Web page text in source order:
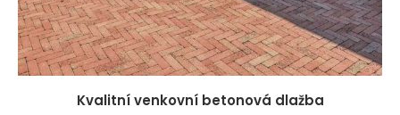
Kvalitní venkovní betonová dlažba